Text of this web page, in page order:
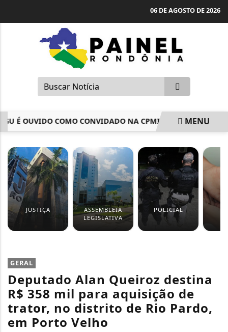
06 DE AGOSTO DE 2026
É OUVIDO COMO CONVIDADO NA CPMI QUE INVESTIGA
MENU
JUSTIÇA
ASSEMBLEIA
LEGISLATIVA
POLICIAL
GERAL
Deputado Alan Queiroz destina
R$ 358 mil para aquisição de
trator, no distrito de Rio Pardo,
em Porto Velho